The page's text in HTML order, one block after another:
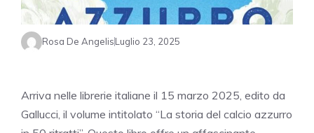
Rosa De AngelisLuglio 23, 2025
Arriva nelle librerie italiane il 15 marzo 2025, edito da
Gallucci, il volume intitolato “La storia del calcio azzurro